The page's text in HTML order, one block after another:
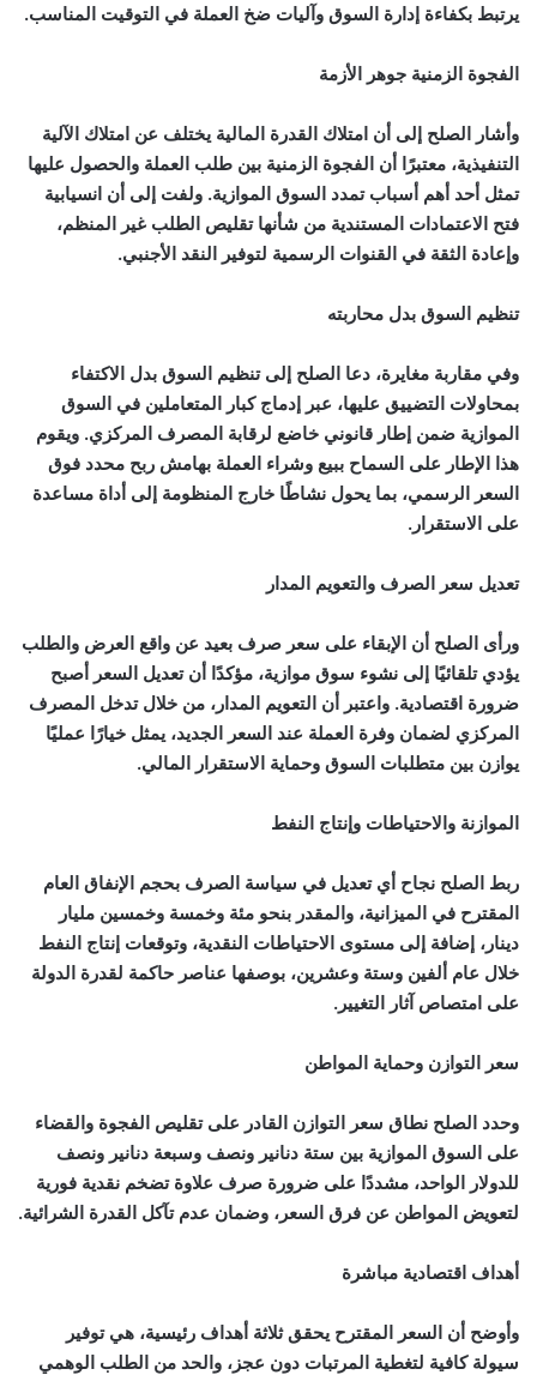
يرتبط بكفاءة إدارة السوق وآليات ضخ العملة في التوقيت المناسب.
الفجوة الزمنية جوهر الأزمة
وأشار الصلح إلى أن امتلاك القدرة المالية يختلف عن امتلاك الآلية
التنفيذية، معتبرًا أن الفجوة الزمنية بين طلب العملة والحصول عليها
تمثل أحد أهم أسباب تمدد السوق الموازية. ولفت إلى أن انسيابية
فتح الاعتمادات المستندية من شأنها تقليص الطلب غير المنظم،
وإعادة الثقة في القنوات الرسمية لتوفير النقد الأجنبي.
تنظيم السوق بدل محاربته
وفي مقاربة مغايرة، دعا الصلح إلى تنظيم السوق بدل الاكتفاء
بمحاولات التضييق عليها، عبر إدماج كبار المتعاملين في السوق
الموازية ضمن إطار قانوني خاضع لرقابة المصرف المركزي. ويقوم
هذا الإطار على السماح ببيع وشراء العملة بهامش ربح محدد فوق
السعر الرسمي، بما يحول نشاطًا خارج المنظومة إلى أداة مساعدة
على الاستقرار.
تعديل سعر الصرف والتعويم المدار
ورأى الصلح أن الإبقاء على سعر صرف بعيد عن واقع العرض والطلب
يؤدي تلقائيًا إلى نشوء سوق موازية، مؤكدًا أن تعديل السعر أصبح
ضرورة اقتصادية. واعتبر أن التعويم المدار، من خلال تدخل المصرف
المركزي لضمان وفرة العملة عند السعر الجديد، يمثل خيارًا عمليًا
يوازن بين متطلبات السوق وحماية الاستقرار المالي.
الموازنة والاحتياطات وإنتاج النفط
ربط الصلح نجاح أي تعديل في سياسة الصرف بحجم الإنفاق العام
المقترح في الميزانية، والمقدر بنحو مئة وخمسة وخمسين مليار
دينار، إضافة إلى مستوى الاحتياطات النقدية، وتوقعات إنتاج النفط
خلال عام ألفين وستة وعشرين، بوصفها عناصر حاكمة لقدرة الدولة
على امتصاص آثار التغيير.
سعر التوازن وحماية المواطن
وحدد الصلح نطاق سعر التوازن القادر على تقليص الفجوة والقضاء
على السوق الموازية بين ستة دنانير ونصف وسبعة دنانير ونصف
للدولار الواحد، مشددًا على ضرورة صرف علاوة تضخم نقدية فورية
لتعويض المواطن عن فرق السعر، وضمان عدم تآكل القدرة الشرائية.
أهداف اقتصادية مباشرة
وأوضح أن السعر المقترح يحقق ثلاثة أهداف رئيسية، هي توفير
سيولة كافية لتغطية المرتبات دون عجز، والحد من الطلب الوهمي